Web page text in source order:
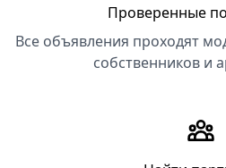
Проверенные
Все объявления проходят
собственников и